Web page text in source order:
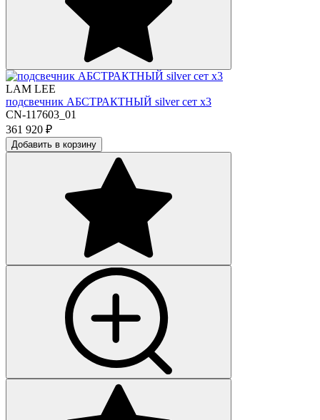
LAM LEE
подсвечник АБСТРАКТНЫЙ silver сет х3
CN-117603_01
361 920 ₽
Добавить в корзину